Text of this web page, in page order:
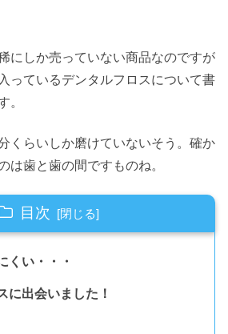
にしか売っていない商品なのですが
っているデンタルフロスについて書
。
くらいしか磨けていないそう。確か
は歯と歯の間ですものね。
目次
くい・・・
に出会いました！